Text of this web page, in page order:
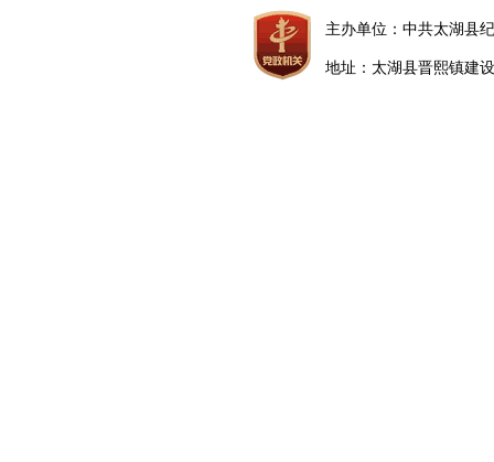
主办单位：中共太湖县
地址：太湖县晋熙镇建